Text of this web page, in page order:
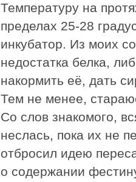
Температуру на
пределах 25-28
инкубатор. Из моих
недостатка белка,
накормить её, дать
Тем не менее,
Со слов знакомого,
неслась, пока их не
отбросил идею
о содержании